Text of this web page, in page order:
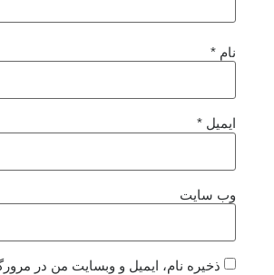
نام *
ایمیل *
وب‌ سایت
ذخیره نام، ایمیل و وبسایت من در